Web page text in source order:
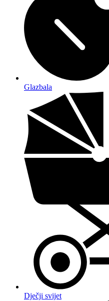
Glazbala
Dječji svijet